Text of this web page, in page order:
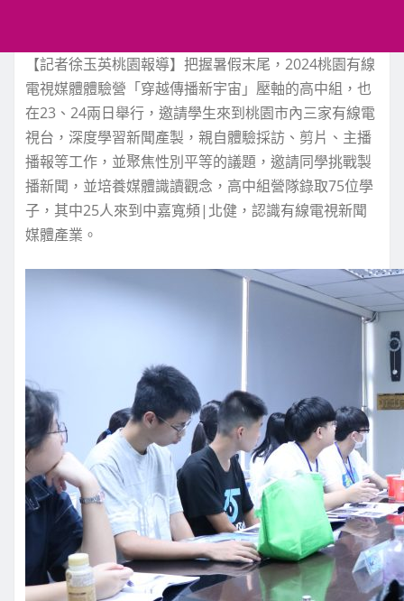
【記者徐玉英桃園報導】把握暑假末尾，2024桃園有線
電視媒體體驗營「穿越傳播新宇宙」壓軸的高中組，也
在23、24兩日舉行，邀請學生來到桃園市內三家有線電
視台，深度學習新聞產製，親自體驗採訪、剪片、主播
播報等工作，並聚焦性別平等的議題，邀請同學挑戰製
播新聞，並培養媒體識讀觀念，高中組營隊錄取75位學
子，其中25人來到中嘉寬頻|北健，認識有線電視新聞
媒體產業。